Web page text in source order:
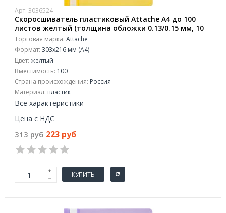
Арт. 3036524
Скоросшиватель пластиковый Attache A4 до 100
листов желтый (толщина обложки 0.13/0.15 мм, 10
штук в упаковке)
Торговая марка: Attache
Формат: 303x216 мм (А4)
Цвет: желтый
Вместимость: 100
Страна происхождения: Россия
Материал: пластик
Все характеристики
Цена с НДС
313 руб 223 руб
КУПИТЬ